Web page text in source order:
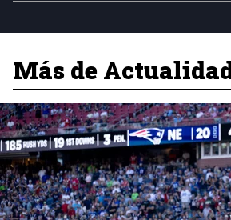
Más de